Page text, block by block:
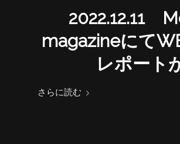
2022.12.11
magazineにて
レポート
さらに読む